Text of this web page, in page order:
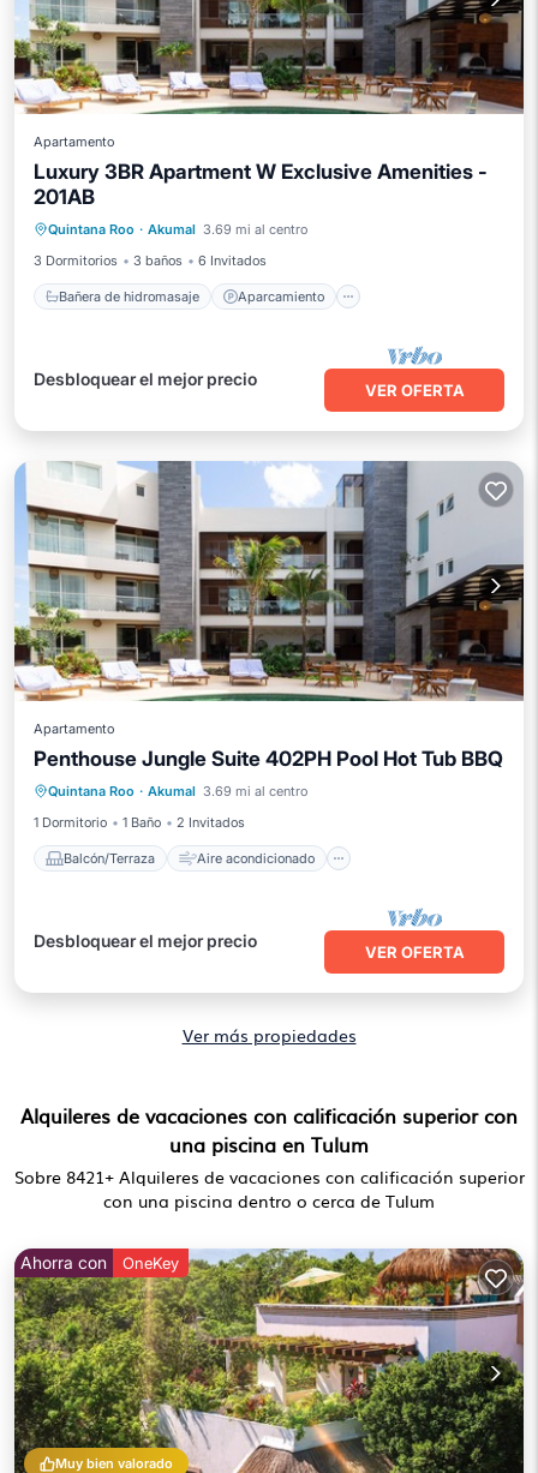
Apartamento
Luxury 3BR Apartment W Exclusive Amenities -
201AB
Quintana Roo · Akumal 3.69 mi al centro
3 Dormitorios
3 baños 6 Invitados
Bañera de hidromasaje Aparcamiento
Piscina
Vista al mar
Desbloquear el mejor precio
VER OFERTA
Apartamento
Penthouse Jungle Suite 402PH Pool Hot Tub BBQ
Quintana Roo · Akumal 3.69 mi al centro
1 Dormitorio
1 Baño 2 Invitados
Balcón/Terraza Aire acondicionado
Balcón/Terraza
Aire acondicionado
Internet
Apto para niños
Desbloquear el mejor precio
VER OFERTA
Ver más propiedades
Alquileres de vacaciones con calificación superior con
una piscina en Tulum
Sobre 8421+ Alquileres de vacaciones con calificación superior
con una piscina dentro o cerca de Tulum
Muy bien valorado
Ahorra con OneKey